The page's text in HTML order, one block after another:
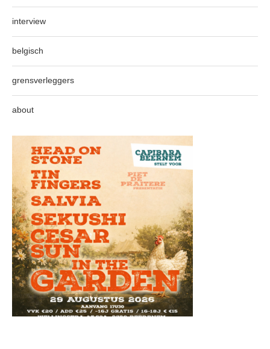
interview
belgisch
grensverleggers
about